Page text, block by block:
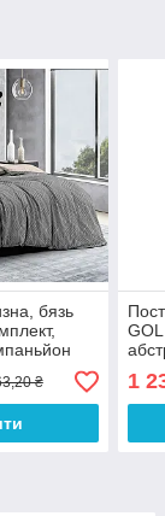
бязь
₴ 1